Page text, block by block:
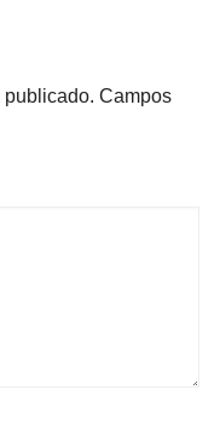
publicado. Campos